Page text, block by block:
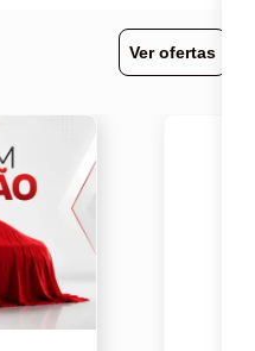
Ver ofertas